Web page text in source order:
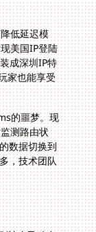
低延迟模
国IP登陆
深圳IP特
也能享受
的噩梦。现
监测路由状
数据切换到
，技术团队